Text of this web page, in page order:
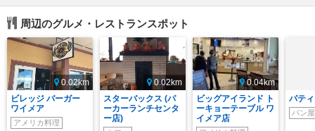
周辺のグルメ・レストランスポット
0.02km
ビレッジ バーガー
ワイメア
アメリカ料理
0.02km
スターバックス (パ
ーカーランチセンタ
ー店)
0.04km
ビッグアイランド ト
ーキョーテーブル ワ
イメア店
パテ
パン屋